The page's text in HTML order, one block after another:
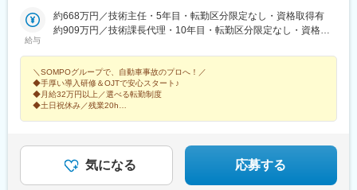
■企業の特徴/魅力
安定した資金力とグローバルな展開力を背景に、未来志向の金融
変更の範囲：会社の定める業務
当する都道府県（1）「主たる勤務地」を含むブロック（2）「主
たる勤務地」の隣接都道府県（3）居住地から通勤可能な都道府県
※上記内で転居を伴う転勤の可能性あり※採用時に「主たる勤務
田・青森・山形・宮城・岩手・福島）■関東甲信越ブロック（茨
城・栃木・群馬・山梨・新潟・長野）■首都圏ブロック（東京・神
奈川・千葉・埼玉）■中部・北陸ブロック（愛知・岐阜・三重・静
岡・石川・富山・福井）■近畿ブロック（大阪・京都・滋賀・奈
良・和歌山・兵庫）■中国ブロック（広島・鳥取・島根・山口・岡
（福岡・佐賀・長崎・熊本・大分・宮崎・鹿児島・沖縄）【3】地
域限定原則「主たる勤務地」または「転居転勤のない範囲」※自宅
から公共交通機関で90分以内※受動喫煙対策制度あり
給与
約668万円／技術主任・5年目・転勤区分限定なし・資格取得有
約909万円／技術課長代理・10年目・転勤区分限定なし・資格取
＼SOMPOグループで、自動車事故のプロへ！／
◆手厚い導入研修＆OJTで安心スタート♪
◆月給32万円以上／選べる転勤制度
◆土日祝休み／残業20h
気になる 応募する